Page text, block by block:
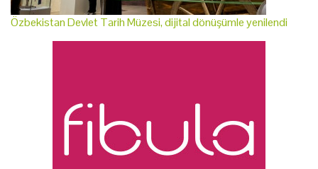
Özbekistan Devlet Tarih Müzesi, dijital dönüşümle yenilendi